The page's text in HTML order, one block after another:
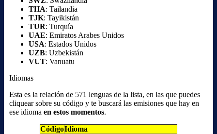
THA: Tailandia
TJK: Tayikistán
TUR: Turquía
UAE: Emiratos Arabes Unidos
USA: Estados Unidos
UZB: Uzbekistán
VUT: Vanuatu
Idiomas
Esta es la relación de 571 lenguas de la lista, en las que puedes
cliquear sobre su código y te buscará las emisiones que hay en
ese idioma en estos momentos.
CódigoIdioma